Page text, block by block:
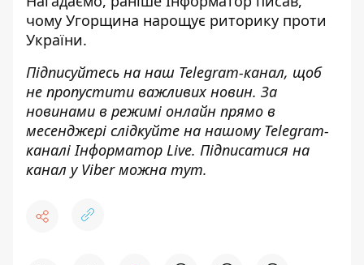
чому Угорщина нарощує риторику проти
України.
Підписуйтесь на наш Telegram-канал, щоб
не пропустити важливих новин. За
новинами в режимі онлайн прямо в
месенджері слідкуйте на нашому Telegram-
каналіІнформатор Live. Підписатися на
канал у Viber можна тут.